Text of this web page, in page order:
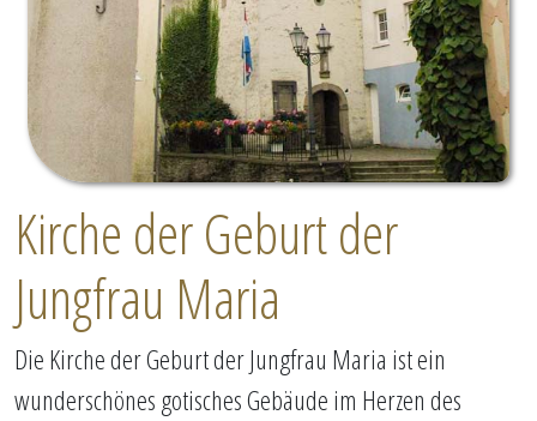
Kirche der Geburt der
Jungfrau Maria
Die Kirche der Geburt der Jungfrau Maria ist ein
wunderschönes gotisches Gebäude im Herzen des